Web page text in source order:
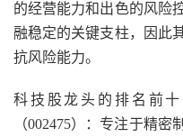
的经营能力和出色的风险
融稳定的关键支柱，因此
抗风险能力。
科技股龙头的排名前
（002475）：专注于精